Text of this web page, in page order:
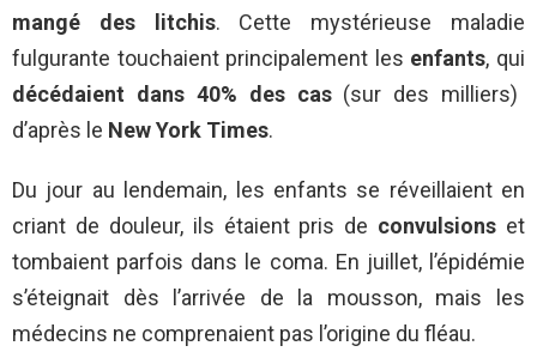
mangé des litchis. Cette mystérieuse maladie
fulgurante touchaient principalement les enfants, qui
décédaient dans 40% des cas(sur des milliers)
d’après le New York Times.
Du jour au lendemain, les enfants se réveillaient en
criant de douleur, ils étaient pris de convulsions et
tombaient parfois dans le coma. En juillet, l’épidémie
s’éteignait dès l’arrivée de la mousson, mais les
médecins ne comprenaient pas l’origine du fléau.